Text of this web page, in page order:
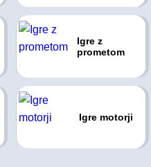
Igre z
prometom
Igre motorji